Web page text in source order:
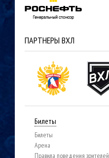
ПАРТНЕРЫ ВХЛ
Билеты
Билеты
Арена
Правила поведения зрителей